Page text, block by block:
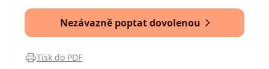
Nezávazně poptat dovolenou
Tisk do PDF